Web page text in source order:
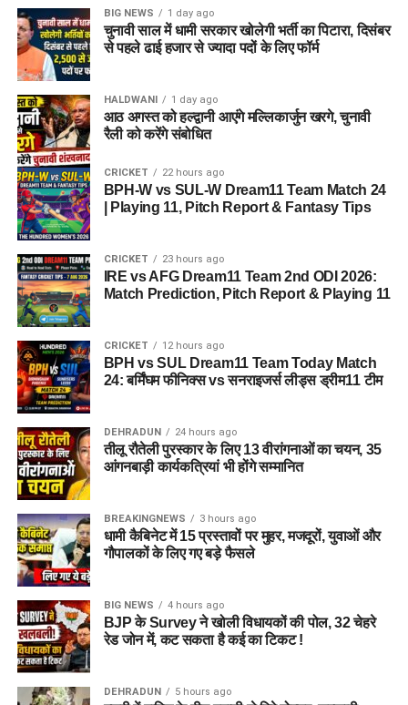
BIG NEWS 1 day ago
चुनावी साल में धामी सरकार खोलेगी भर्ती का पिटारा, दिसंबर
से पहले ढाई हजार से ज्यादा पदों के लिए फॉर्म
HALDWANI 1 day ago
आठ अगस्त को हल्द्वानी आएंगे मल्लिकार्जुन खरगे, चुनावी
रैली को करेंगे संबोधित
CRICKET 22 hours ago
BPH-W vs SUL-W Dream11 Team Match 24
| Playing 11, Pitch Report & Fantasy Tips
CRICKET 23 hours ago
IRE vs AFG Dream11 Team 2nd ODI 2026:
Match Prediction, Pitch Report & Playing 11
CRICKET 12 hours ago
BPH vs SUL Dream11 Team Today Match
24: बर्मिंघम फीनिक्स vs सनराइजर्स लीड्स ड्रीम11 टीम
DEHRADUN 24 hours ago
तीलू रौतेली पुरस्कार के लिए 13 वीरांगनाओं का चयन, 35
आंगनबाड़ी कार्यकत्रियां भी होंगे सम्मानित
BREAKINGNEWS 3 hours ago
धामी कैबिनेट में 15 प्रस्तावों पर मुहर, मजदूरों, युवाओं और
गौपालकों के लिए गए बड़े फैसले
BIG NEWS 4 hours ago
BJP के Survey ने खोली विधायकों की पोल, 32 चेहरे
रेड जोन में, कट सकता है कई का टिकट !
DEHRADUN 5 hours ago